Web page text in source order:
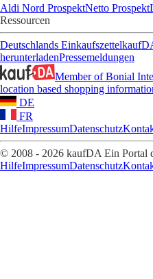
Aldi Nord ProspektNetto Prospekt
Ressourcen
Deutschlands Einkaufszettel
herunterladenPressemeldungen
Member of Bonial
location based shopping
DE
FR
HilfeImpressumDatenschutz
© 2008 - 2026 kaufDA Ein Portal
HilfeImpressumDatenschutz